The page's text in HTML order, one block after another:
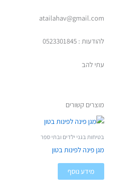
atailahav@gmail.com
להודעות : 0523301845
עתי להב
מוצרים קשורים
בטיחות בגני ילדים ובתי ספר
מגן פינה לפינות בטון
מידע נוסף